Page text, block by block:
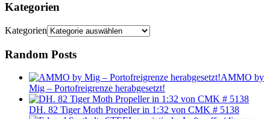
Kategorien
Kategorien
Random Posts
AMMO by
Mig – Portofreigrenze herabgesetzt!
DH. 82 Tiger Moth Propeller in 1:32 von CMK # 5138